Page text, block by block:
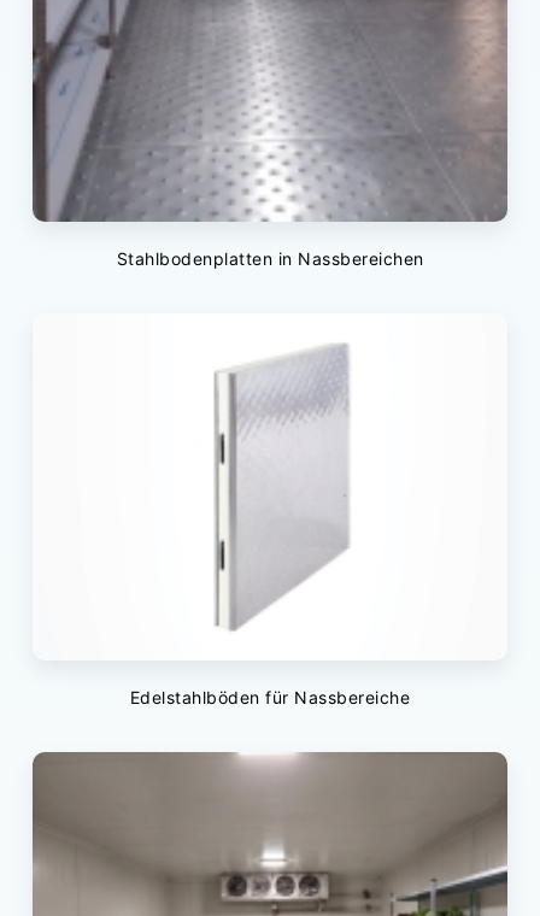
Stahlbodenplatten in Nassbereichen
Edelstahlböden für Nassbereiche